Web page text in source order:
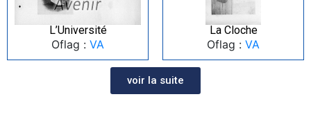
L’Université
Oflag : VA
La Cloche
Oflag : VA
voir la suite